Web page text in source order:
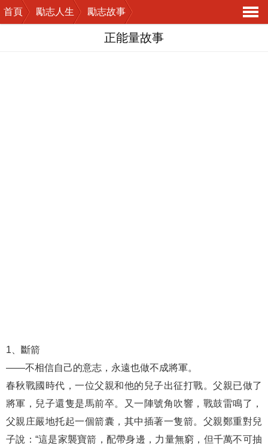
首頁 勵志人生
勵志故事
導
正能量故事
1、斷箭
——不相信自己的意志，永遠也做不成將軍。
春秋戰國時代，一位父親和他的兒子出征打戰。父親已做了
將軍，兒子還隻是馬前卒。又一陣號角吹響，戰鼓雷鳴了，
父親庄嚴地托起一個箭囊，其中插著一隻箭。父親鄭重對兒
子說：“這是家襲寶箭，配帶身邊，力量無窮，但千萬不可抽